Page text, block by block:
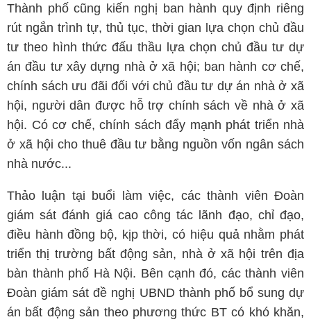
Thành phố cũng kiến nghị ban hành quy định riêng
rút ngắn trình tự, thủ tục, thời gian lựa chọn chủ đầu
tư theo hình thức đấu thầu lựa chọn chủ đầu tư dự
án đầu tư xây dựng nhà ở xã hội; ban hành cơ chế,
chính sách ưu đãi đối với chủ đầu tư dự án nhà ở xã
hội, người dân được hỗ trợ chính sách về nhà ở xã
hội. Có cơ chế, chính sách đẩy mạnh phát triển nhà
ở xã hội cho thuê đầu tư bằng nguồn vốn ngân sách
nhà nước...
Thảo luận tại buổi làm việc, các thành viên Đoàn
giám sát đánh giá cao công tác lãnh đạo, chỉ đạo,
điều hành đồng bộ, kịp thời, có hiệu quả nhằm phát
triển thị trường bất động sản, nhà ở xã hội trên địa
bàn thành phố Hà Nội. Bên cạnh đó, các thành viên
Đoàn giám sát đề nghị UBND thành phố bổ sung dự
án bất động sản theo phương thức BT có khó khăn,